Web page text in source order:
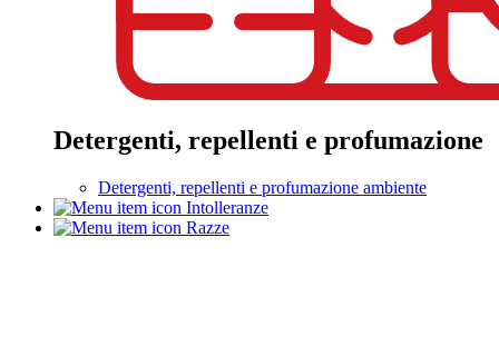
Detergenti, repellenti e profumazione
Detergenti, repellenti e profumazione ambiente
Intolleranze
Razze